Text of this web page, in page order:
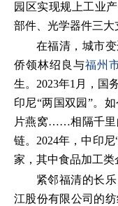
园区实现规上工业
部件、光学器件三大
在福清，城市
侨领林绍良与福州
生。2023年1月，国
印尼“两国双园”。
片燕窝……相隔千里
链。2024年，中印
家，其中食品加工类
紧邻福清的长
江股份有限公司的